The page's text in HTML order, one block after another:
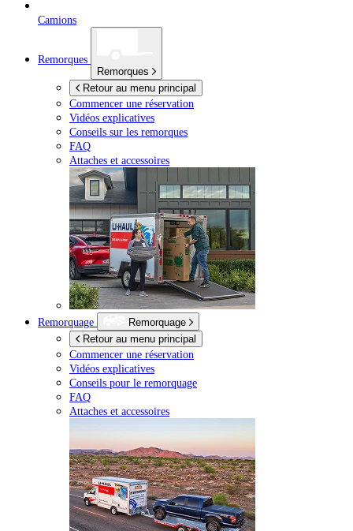
Camions
Remorques
Remorques
Retour au menu principal
Commencer une réservation
Vidéos explicatives
Conseils sur les remorques
FAQ
Attaches et accessoires
Remorquage
Remorquage
Retour au menu principal
Commencer une réservation
Vidéos explicatives
Conseils pour le remorquage
FAQ
Attaches et accessoires